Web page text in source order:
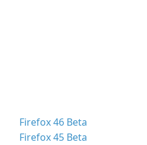
Firefox 46 Beta
Firefox 45 Beta